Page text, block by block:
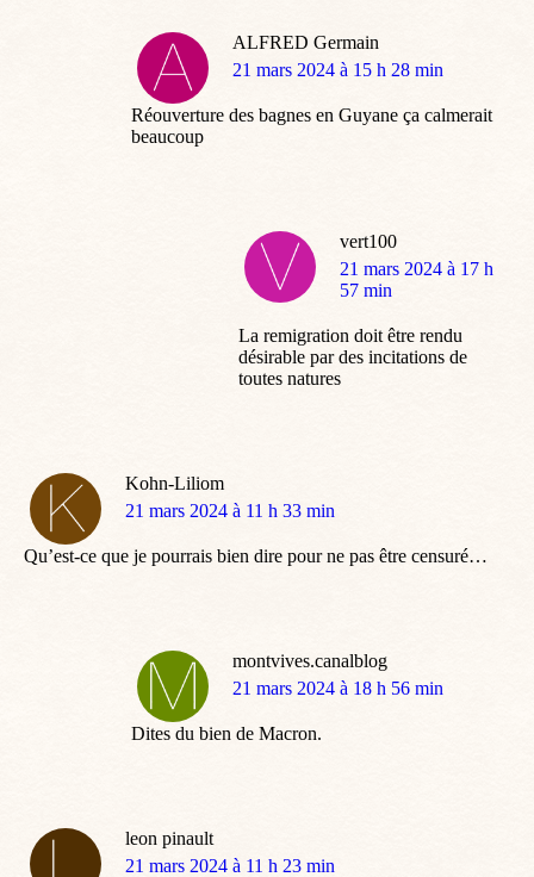
ALFRED Germain
dit
21 mars 2024 à 15 h 28 min
Réouverture des bagnes en Guyane ça calmerait
beaucoup
vert100
dit
:
21 mars 2024 à 17 h
57 min
La remigration doit être rendu
désirable par des incitations de
toutes natures
Kohn-Liliom
dit
21 mars 2024 à 11 h 33 min
Qu’est-ce que je pourrais bien dire pour ne pas être censuré…
montvives.canalblog
dit
21 mars 2024 à 18 h 56 min
Dites du bien de Macron.
leon pinault
dit
21 mars 2024 à 11 h 23 min